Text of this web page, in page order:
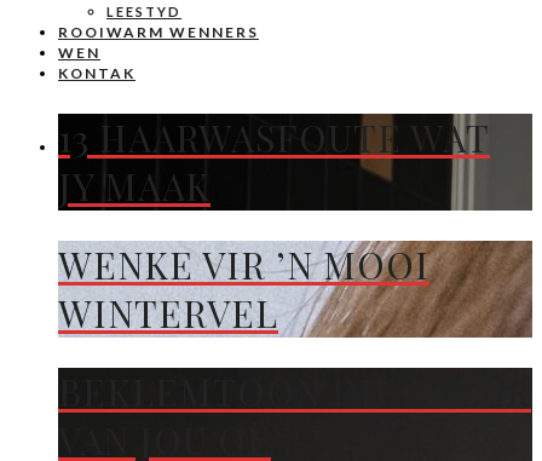
LEESTYD
ROOIWARM WENNERS
WEN
KONTAK
13 HAARWASFOUTE WAT
JY MAAK
WENKE VIR ’N MOOI
WINTERVEL